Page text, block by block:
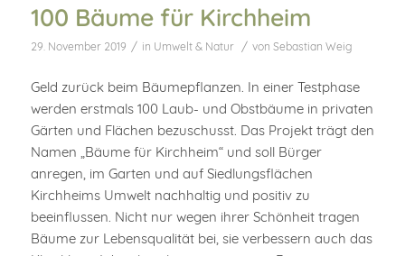
100 Bäume für Kirchheim
29. November 2019 / in Umwelt & Natur / von Sebastian Weig
Geld zurück beim Bäumepflanzen. In einer Testphase
werden erstmals 100 Laub- und Obstbäume in privaten
Gärten und Flächen bezuschusst. Das Projekt trägt den
Namen „Bäume für Kirchheim“ und soll Bürger
anregen, im Garten und auf Siedlungsflächen
Kirchheims Umwelt nachhaltig und positiv zu
beeinflussen. Nicht nur wegen ihrer Schönheit tragen
Bäume zur Lebensqualität bei, sie verbessern auch das